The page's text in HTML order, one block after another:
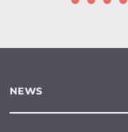
NEWS